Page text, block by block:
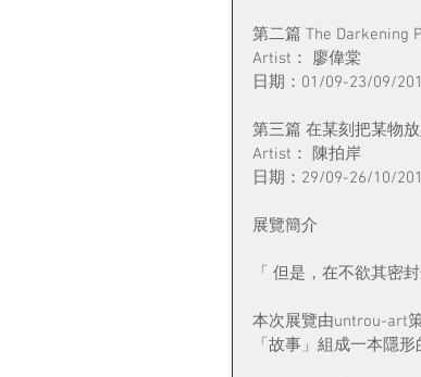
第二篇 The Darkening
Artist： 廖偉棠
日期：01/09-23/09/
第三篇 在某刻把某物
Artist： 陳拍岸
日期：29/09-26/10/
展覽簡介
「 但是，在不欲其密
本次展覽由untrou-art
「故事」組成一本隱